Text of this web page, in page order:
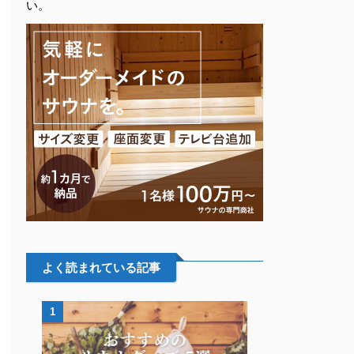
い。
よく読まれている記事
1